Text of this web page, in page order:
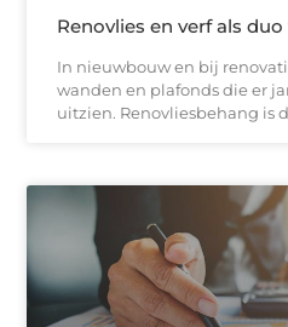
Renovlies en verf als
In nieuwbouw en bij
wanden en plafonds die er
uitzien. Renovliesbehang is